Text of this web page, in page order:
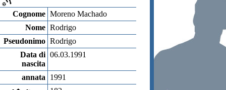
Cognome Moreno Machado
Nome Rodrigo
Pseudonimo Rodrigo
Data di
nascita
06.03.1991
annata
1991